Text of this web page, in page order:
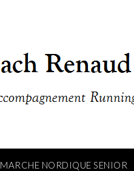
MARCHE NORDIQUE SENIOR